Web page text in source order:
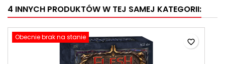
4 INNYCH PRODUKTÓW W TEJ SAMEJ KATEGORII:
Obecnie brak na stanie
favorite_border